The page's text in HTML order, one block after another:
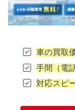
車の買
手間（
対応ス